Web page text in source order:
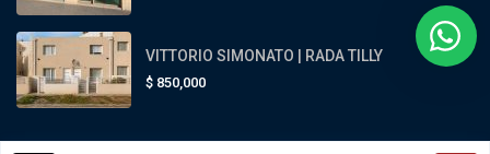
VITTORIO SIMONATO | RADA TILLY
$ 850,000